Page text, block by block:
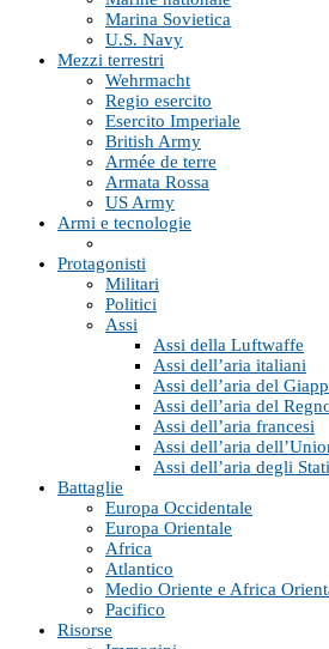
Marina Sovietica
U.S. Navy
Mezzi terrestri
Wehrmacht
Regio esercito
Esercito Imperiale
British Army
Armée de terre
Armata Rossa
US Army
Armi e tecnologie
Protagonisti
Militari
Politici
Assi
Assi della Luftwaffe
Assi dell’aria italiani
Assi dell’aria del
Assi dell’aria del
Assi dell’aria francesi
Assi dell’aria
Assi dell’aria degli
Battaglie
Europa Occidentale
Europa Orientale
Africa
Atlantico
Medio Oriente e Africa
Pacifico
Risorse